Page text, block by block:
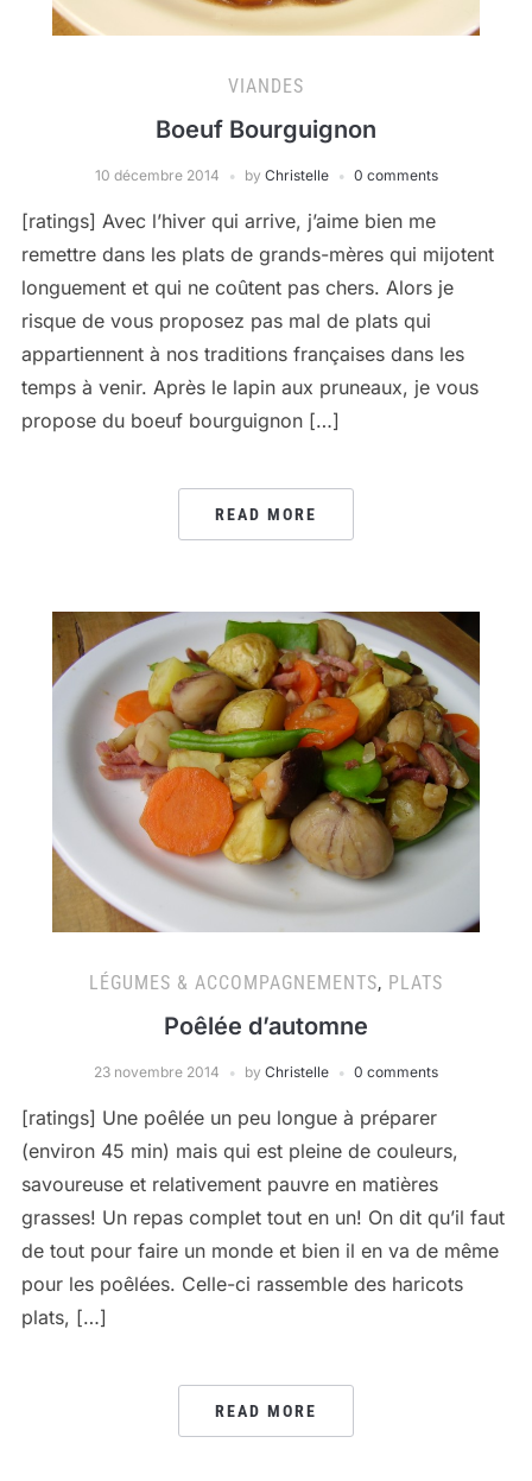
VIANDES
Boeuf Bourguignon
10 décembre 2014 by Christelle 0 comments
[ratings] Avec l’hiver qui arrive, j’aime bien me
remettre dans les plats de grands-mères qui mijotent
longuement et qui ne coûtent pas chers. Alors je
risque de vous proposez pas mal de plats qui
appartiennent à nos traditions françaises dans les
temps à venir. Après le lapin aux pruneaux, je vous
propose du boeuf bourguignon […]
READ MORE
LÉGUMES & ACCOMPAGNEMENTS, PLATS
Poêlée d’automne
23 novembre 2014 by Christelle 0 comments
[ratings] Une poêlée un peu longue à préparer
(environ 45 min) mais qui est pleine de couleurs,
savoureuse et relativement pauvre en matières
grasses! Un repas complet tout en un! On dit qu’il faut
de tout pour faire un monde et bien il en va de même
pour les poêlées. Celle-ci rassemble des haricots
plats, […]
READ MORE